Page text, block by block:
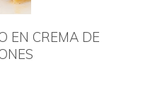
EN CREMA DE